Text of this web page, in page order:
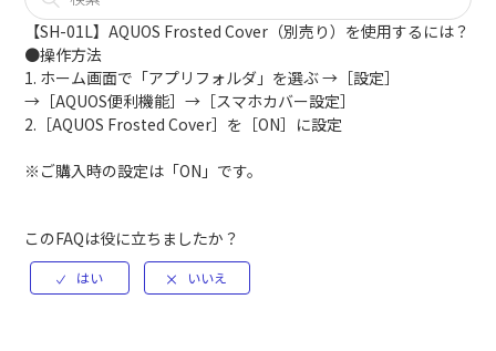
【SH-01L】AQUOS Frosted Cover（別売り）を使用するには？
●操作方法
1. ホーム画面で「アプリフォルダ」を選ぶ →［設定］
→［AQUOS便利機能］→［スマホカバー設定］
2.［AQUOS Frosted Cover］を［ON］に設定
※ご購入時の設定は「ON」です。
このFAQは役に立ちましたか？